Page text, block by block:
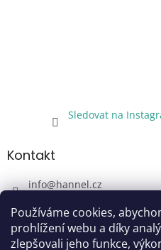
Používáme cookies,
prohlížení webu a díky
zlepšovali jeho funkce,
Sledovat na
Kontakt
info@hannel.cz
+420733345621
Sledujte nás!
hannel.cz